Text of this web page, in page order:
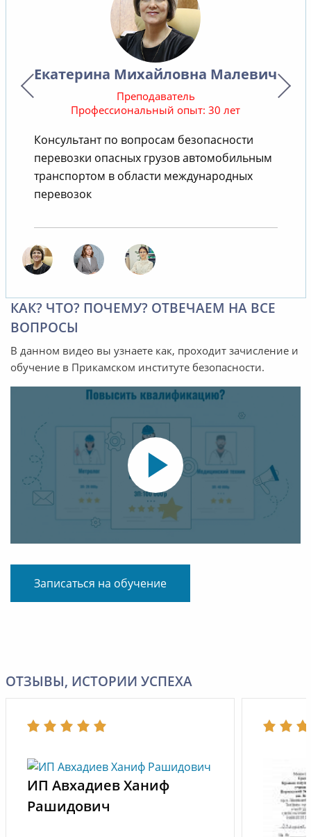
Екатерина Михайловна Малевич
Преподаватель
Профессиональный опыт: 30 лет
Консультант по вопросам безопасности
перевозки опасных грузов автомобильным
транспортом в области международных
перевозок
КАК? ЧТО? ПОЧЕМУ? ОТВЕЧАЕМ НА ВСЕ
ВОПРОСЫ
В данном видео вы узнаете как, проходит зачисление и
обучение в Прикамском институте безопасности.
Записаться на обучение
ОТЗЫВЫ, ИСТОРИИ УСПЕХА
ИП Авхадиев Ханиф
Рашидович